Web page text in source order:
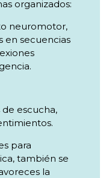
organizados:
neuromotor,
en secuencias
escucha,
para
también se
la